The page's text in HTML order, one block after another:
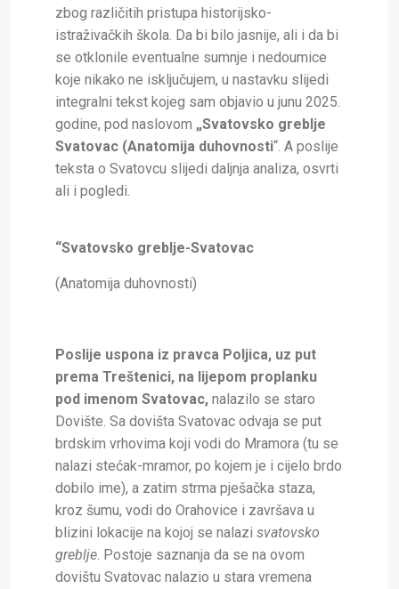
zbog različitih pristupa historijsko-
istraživačkih škola. Da bi bilo jasnije, ali i da bi
se otklonile eventualne sumnje i nedoumice
koje nikako ne isključujem, u nastavku slijedi
integralni tekst kojeg sam objavio u junu 2025.
godine, pod naslovom „Svatovsko greblje
Svatovac (Anatomija duhovnosti“. A poslije
teksta o Svatovcu slijedi daljnja analiza, osvrti
ali i pogledi.
“Svatovsko greblje-Svatovac
(Anatomija duhovnosti)
Poslije uspona iz pravca Poljica, uz put
prema Treštenici, na lijepom proplanku
pod imenom Svatovac, nalazilo se staro
Dovište. Sa dovišta Svatovac odvaja se put
brdskim vrhovima koji vodi do Mramora (tu se
nalazi stećak-mramor, po kojem je i cijelo brdo
dobilo ime), a zatim strma pješačka staza,
kroz šumu, vodi do Orahovice i završava u
blizini lokacije na kojoj se nalazi svatovsko
greblje. Postoje saznanja da se na ovom
dovištu Svatovac nalazio u stara vremena